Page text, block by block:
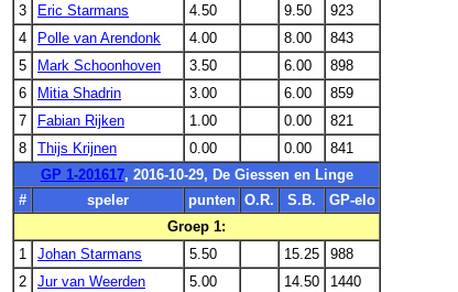
3
Eric Starmans 4.50 9.50
923
4
Polle van Arendonk 4.00 8.00
843
5
Mark Schoonhoven 3.50 6.00
898
6
Mitia Shadrin 3.00 6.00
859
7
Fabian Rijken 1.00 0.00
821
8
Thijs Krijnen 0.00 0.00
841
GP 1-201617, 2016-10-29, De Giessen en Linge
#
speler punten O.R. S.B.
GP-elo
Groep 1:
1
Johan Starmans 5.50 15.25
988
2
Jur van Weerden 5.00 14.50 1440